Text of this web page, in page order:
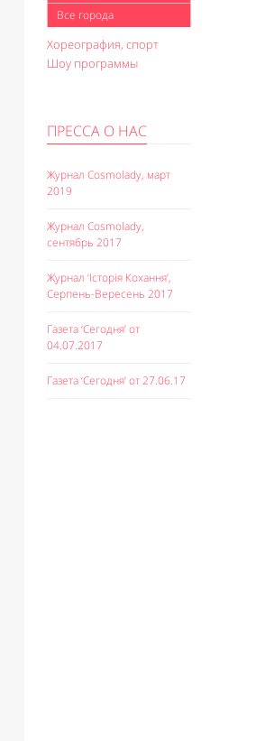
Все города
Хореография, спорт
Шоу программы
ПРЕССА О НАС
Журнал Cosmolady, март
2019
Журнал Cosmolady,
сентябрь 2017
Журнал ‘Історія Кохання’,
Серпень-Вересень 2017
Газета ‘Сегодня’ от
04.07.2017
Газета ‘Сегодня’ от 27.06.17